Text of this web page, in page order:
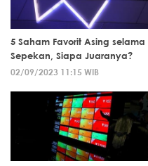
5 Saham Favorit Asing selama
Sepekan, Siapa Juaranya?
02/09/2023 11:15 WIB